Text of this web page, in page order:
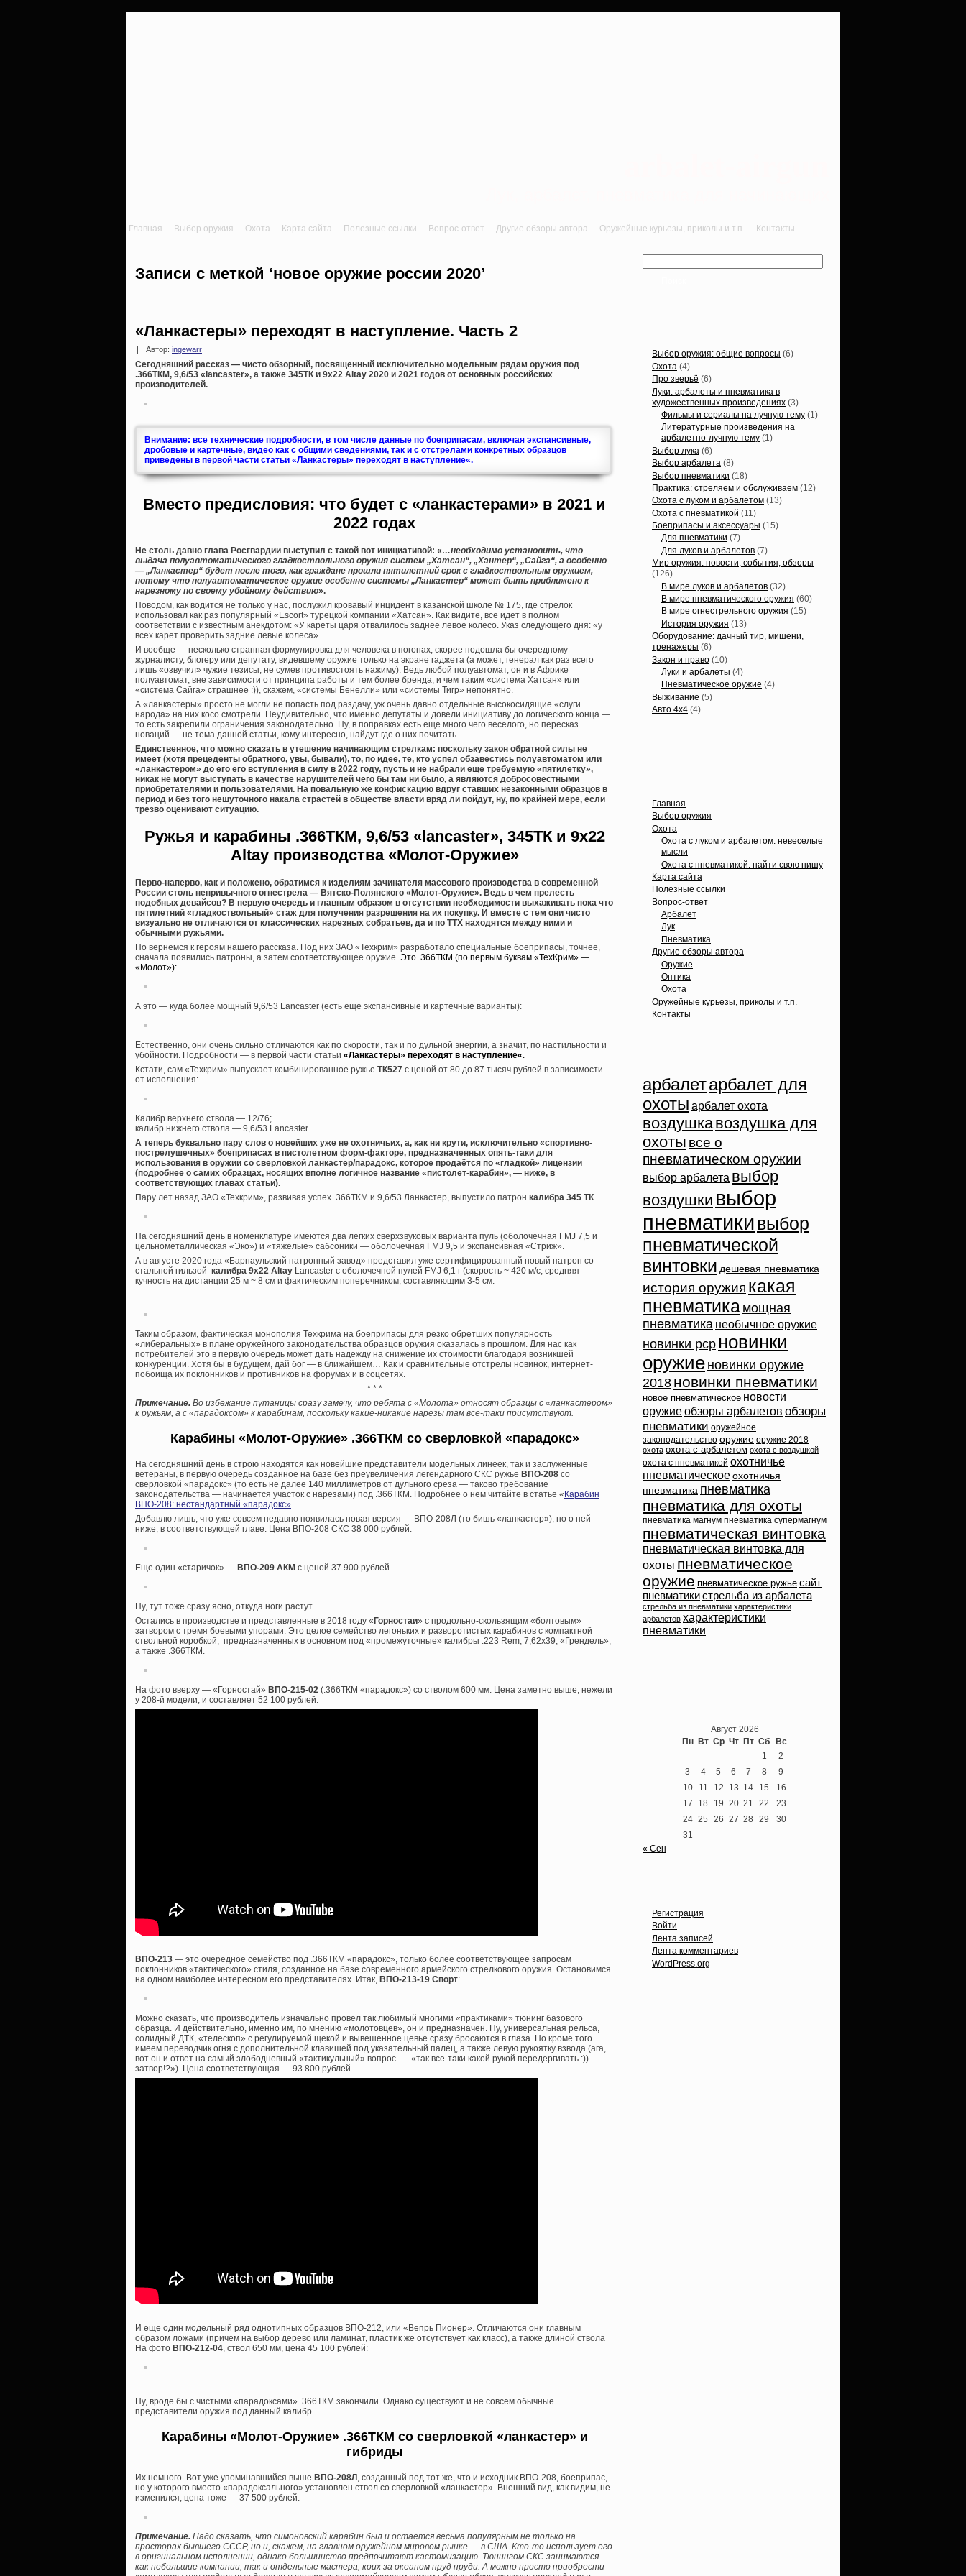
Главная Выбор оружия Охота Карта сайта Полезные ссылки Вопрос-ответ Другие обзоры автора Оружейные курьезы, приколы и т.п. Контакты
Записи с меткой ‘новое оружие россии 2020’
«Ланкастеры» переходят в наступление. Часть 2
Автор: ingewarr
Сегодняшний рассказ — чисто обзорный, посвященный исключительно модельным рядам оружия под
.366ТКМ, 9,6/53 «lancaster», а также 345ТК и 9х22 Altay 2020 и 2021 годов от основных российских
производителей.
Внимание: все технические подробности, в том числе данные по боеприпасам, включая экспансивные,
дробовые и картечные, видео как с общими сведениями, так и с отстрелами конкретных образцов
приведены в первой части статьи «Ланкастеры» переходят в наступление«.
Вместо предисловия: что будет с «ланкастерами» в 2021 и
2022 годах
Не столь давно глава Росгвардии выступил с такой вот инициативой: «…необходимо установить, что
выдача полуавтоматического гладкоствольного оружия систем „Хатсан“, „Хантер“, „Сайга“, а особенно
— „Ланкастер“ будет после того, как граждане прошли пятилетний срок с гладкоствольным оружием,
потому что полуавтоматическое оружие особенно системы „Ланкастер“ может быть приближено к
нарезному по своему убойному действию».
Поводом, как водится не только у нас, послужил кровавый инцидент в казанской школе № 175, где стрелок
использовал как раз популярный «Escort» турецкой компании «Хатсан». Как видите, все идет в полном
соответствии с известным анекдотом: «У кареты царя отвалилось заднее левое колесо. Указ следующего дня: «у
всех карет проверить задние левые колеса».
И вообще — несколько странная формулировка для человека в погонах, скорее подошла бы очередному
журналисту, блогеру или депутату, видевшему оружие только на экране гаджета (а может, генерал как раз всего
лишь «озвучил» чужие тезисы, не сумев противостоять нажиму). Ведь любой полуавтомат, он и в Африке
полуавтомат, вне зависимости от принципа работы и тем более бренда, и чем таким «система Хатсан» или
«система Сайга» страшнее :)), скажем, «системы Бенелли» или «системы Тигр» непонятно.
А «ланкастеры» просто не могли не попасть под раздачу, уж очень давно отдельные высокосидящие «слуги
народа» на них косо смотрели. Неудивительно, что именно депутаты и довели инициативу до логического конца —
то есть закрепили ограничения законодательно. Ну, в поправках есть еще много чего веселого, но пересказ
новаций — не тема данной статьи, кому интересно, найдут где о них почитать.
Единственное, что можно сказать в утешение начинающим стрелкам: поскольку закон обратной силы не
имеет (хотя прецеденты обратного, увы, бывали), то, по идее, те, кто успел обзавестись полуавтоматом или
«ланкастером» до его его вступления в силу в 2022 году, пусть и не набрали еще требуемую «пятилетку»,
никак не могут выступать в качестве нарушителей чего бы там ни было, а являются добросовестными
приобретателями и пользователями. На повальную же конфискацию вдруг ставших незаконными образцов в
период и без того нешуточного накала страстей в обществе власти вряд ли пойдут, ну, по крайней мере, если
трезво оценивают ситуацию.
Ружья и карабины .366ТКМ, 9,6/53 «lancaster», 345ТК и 9х22
Altay производства «Молот-Оружие»
Перво-наперво, как и положено, обратимся к изделиям зачинателя массового производства в современной
России столь непривычного огнестрела — Вятско-Полянского «Молот-Оружие». Ведь в чем прелесть
подобных девайсов? В первую очередь и главным образом в отсутствии необходимости выхаживать пока что
пятилетний «гладкоствольный» стаж для получения разрешения на их покупку. И вместе с тем они чисто
визуально не отличаются от классических нарезных собратьев, да и по ТТХ находятся между ними и
обычными ружьями.
Но вернемся к героям нашего рассказа. Под них ЗАО «Техкрим» разработало специальные боеприпасы, точнее,
сначала появились патроны, а затем соответствующее оружие. Это .366ТКМ (по первым буквам «ТехКрим» —
«Молот»):
А это — куда более мощный 9,6/53 Lancaster (есть еще экспансивные и картечные варианты):
Естественно, они очень сильно отличаются как по скорости, так и по дульной энергии, а значит, по настильности и
убойности. Подробности — в первой части статьи «Ланкастеры» переходят в наступление«.
Кстати, сам «Техкрим» выпускает комбинированное ружье ТК527 с ценой от 80 до 87 тысяч рублей в зависимости
от исполнения:
Калибр верхнего ствола — 12/76;
калибр нижнего ствола — 9,6/53 Lancaster.
А теперь буквально пару слов о новейших уже не охотничьих, а, как ни крути, исключительно «спортивно-
пострелушечных» боеприпасах в пистолетном форм-факторе, предназначенных опять-таки для
использования в оружии со сверловкой ланкастер/парадокс, которое продаётся по «гладкой» лицензии
(подробнее о самих образцах, носящих вполне логичное название «пистолет-карабин», — ниже, в
соответствующих главах статьи).
Пару лет назад ЗАО «Техкрим», развивая успех .366ТКМ и 9,6/53 Ланкастер, выпустило патрон калибра 345 ТК.
На сегодняшний день в номенклатуре имеются два легких сверхзвуковых варианта пуль (оболочечная FMJ 7,5 и
цельнометаллическая «Эко») и «тяжелые» сабсоники — оболочечная FMJ 9,5 и экспансивная «Стриж».
А в августе 2020 года «Барнаульский патронный завод» представил уже сертифицированный новый патрон со
стальной гильзой калибра 9х22 Altay Lancaster с оболочечной пулей FMJ 6,1 г (скорость ~ 420 м/с, средняя
кучность на дистанции 25 м ~ 8 см и фактическим поперечником, составляющим 3-5 см.
Таким образом, фактическая монополия Техкрима на боеприпасы для резко обретших популярность
«либеральных» в плане оружейного законодательства образцов оружия оказалась в прошлом. Для нас как
потребителей это в первую очередь может дать надежду на снижение их стоимости благодаря возникшей
конкуренции. Хотя бы в будущем, дай бог — в ближайшем… Как и сравнительные отстрелы новинок, интернет-
побоища их поклонников и противников на форумах и в соцсетях.
* * *
Примечание. Во избежание путаницы сразу замечу, что ребята с «Молота» относят образцы с «ланкастером»
к ружьям, а с «парадоксом» к карабинам, поскольку какие-никакие нарезы там все-таки присутствуют.
Карабины «Молот-Оружие» .366ТКМ со сверловкой «парадокс»
На сегодняшний день в строю находятся как новейшие представители модельных линеек, так и заслуженные
ветераны, в первую очередь созданное на базе без преувеличения легендарного СКС ружье ВПО-208 со
сверловкой «парадокс» (то есть не далее 140 миллиметров от дульного среза — таково требование
законодательства — начинается участок с нарезами) под .366ТКМ. Подробнее о нем читайте в статье « Карабин
ВПО-208: нестандартный «парадокс».
Добавлю лишь, что уже совсем недавно появилась новая версия — ВПО-208Л (то бишь «ланкастер»), но о ней
ниже, в соответствующей главе. Цена ВПО-208 СКС 38 000 рублей.
Еще один «старичок» — ВПО-209 АКМ с ценой 37 900 рублей.
Ну, тут тоже сразу ясно, откуда ноги растут…
Остались в производстве и представленные в 2018 году « Горностаи» с продольно-скользящим «болтовым»
затвором с тремя боевыми упорами. Это целое семейство легоньких и разворотистых карабинов с компактной
ствольной коробкой, предназначенных в основном под «промежуточные» калибры .223 Rem, 7,62х39, «Грендель»,
а также .366ТКМ.
На фото вверху — «Горностай» ВПО-215-02 (.366ТКМ «парадокс») со стволом 600 мм. Цена заметно выше, нежели
у 208-й модели, и составляет 52 100 рублей.
ВПО-213 — это очередное семейство под .366ТКМ «парадокс», только более соответствующее запросам
поклонников «тактического» стиля, созданное на базе современного армейского стрелкового оружия. Остановимся
на одном наиболее интересном его представителях. Итак, ВПО-213-19 Спорт:
Можно сказать, что производитель изначально провел так любимый многими «практиками» тюнинг базового
образца. И действительно, именно им, по мнению «молотовцев», он и предназначен. Ну, универсальная рельса,
солидный ДТК, «телескоп» с регулируемой щекой и вывешенное цевье сразу бросаются в глаза. Но кроме того
имеем переводчик огня с дополнительной клавишей под указательный палец, а также левую рукоятку взвода (ага,
вот он и ответ на самый злободневный «тактикульный» вопрос — «так все-таки какой рукой передергивать :))
затвор!?»). Цена соответствующая — 93 800 рублей.
И еще один модельный ряд однотипных образцов ВПО-212, или «Вепрь Пионер». Отличаются они главным
образом ложами (причем на выбор дерево или ламинат, пластик же отсутствует как класс), а также длиной ствола
На фото ВПО-212-04, ствол 650 мм, цена 45 100 рублей:
Ну, вроде бы с чистыми «парадоксами» .366ТКМ закончили. Однако существуют и не совсем обычные
представители оружия под данный калибр.
Карабины «Молот-Оружие» .366ТКМ со сверловкой «ланкастер» и
гибриды
Их немного. Вот уже упоминавшийся выше ВПО-208Л , созданный под тот же, что и исходник ВПО-208, боеприпас,
но у которого вместо «парадоксального» установлен ствол со сверловкой «ланкастер». Внешний вид, как видим, не
изменился, цена тоже — 37 500 рублей.
Примечание. Надо сказать, что симоновский карабин был и остается весьма популярным не только на
просторах бывшего СССР, но и, скажем, на главном оружейном мировом рынке — в США. Кто-то использует его
в оригинальном исполнении, однако большинство предпочитают кастомизацию. Тюнингом СКС занимаются
как небольшие компании, так и отдельные мастера, коих за океаном пруд пруди. А можно просто приобрести
Выбор оружия: общие вопросы (6)
Охота (4)
Про зверьё (6)
Луки. арбалеты и пневматика в
художественных произведениях (3)
Фильмы и сериалы на лучную тему (1)
Литературные произведения на
арбалетно-лучную тему (1)
Выбор лука (6)
Выбор арбалета (8)
Выбор пневматики (18)
Практика: стреляем и обслуживаем (12)
Охота с луком и арбалетом (13)
Охота с пневматикой (11)
Боеприпасы и аксессуары (15)
Для пневматики (7)
Для луков и арбалетов (7)
Мир оружия: новости, события, обзоры
(126)
В мире луков и арбалетов (32)
В мире пневматического оружия (60)
В мире огнестрельного оружия (15)
История оружия (13)
Оборудование: дачный тир, мишени,
тренажеры (6)
Закон и право (10)
Луки и арбалеты (4)
Пневматическое оружие (4)
Выживание (5)
Авто 4х4 (4)
Главная
Выбор оружия
Охота
Охота с луком и арбалетом: невеселые
мысли
Охота с пневматикой: найти свою нишу
Карта сайта
Полезные ссылки
Вопрос-ответ
Арбалет
Лук
Пневматика
Другие обзоры автора
Оружие
Оптика
Охота
Оружейные курьезы, приколы и т.п.
Контакты
арбалетарбалет для
охоты арбалет охота
воздушкавоздушка для
охоты все о
пневматическом оружии
выбор арбалета выбор
воздушки выбор
пневматикивыбор
пневматической
винтовки дешевая пневматика
история оружия какая
пневматика мощная
пневматика необычное оружие
новинки pcp новинки
оружие новинки оружие
2018 новинки пневматики
новое пневматическое новости
оружиеобзоры арбалетов обзоры
пневматики оружейное
законодательство оружие оружие 2018
охота охота с арбалетом охота с воздушкой
охота с пневматикой охотничье
пневматическое охотничья
пневматика пневматика
пневматика для охоты
пневматика магнум пневматика супермагнум
пневматическая винтовка
пневматическая винтовка для
охоты пневматическое
оружие пневматическое ружье сайт
пневматикистрельба из арбалета
стрельба из пневматики характеристики
арбалетов характеристики
пневматики
Август 2026
Пн Вт Ср Чт Пт Сб Вс
1
2
3
4 5 6 7 8
9
10
11 12 13 14 15
16
17
18 19 20 21 22
23
24 25 26 27 28 29
30
31
« Сен
Регистрация
Войти
Лента записей
Лента комментариев
WordPress.org